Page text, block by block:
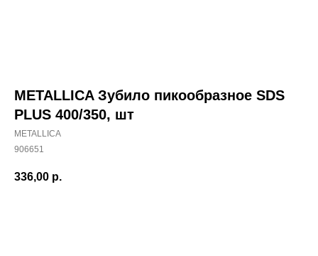
METALLICA Зубило пикообразное SDS
PLUS 400/350, шт
METALLICA
906651
336,00 р.